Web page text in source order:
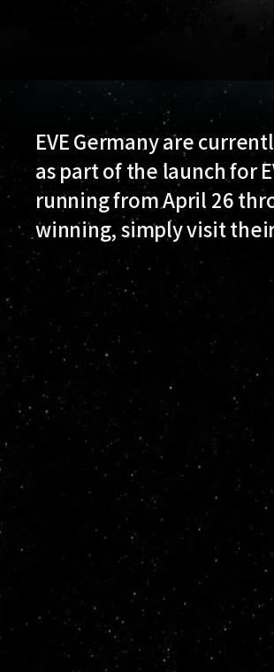
EVE Germany are
as part of the launch for
running from April 26
winning, simply visit